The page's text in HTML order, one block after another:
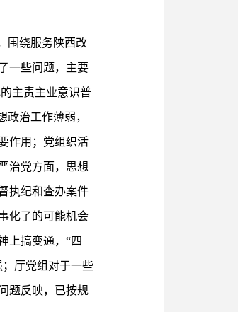
围绕服务陕西改
一些问题，主要
主责主业意识普
治工作薄弱，
作用；党组织活
治党方面，思想
执纪和查办案件
化了的可能机会
上搞变通，“四
厅党组对于一些
题反映，已按规